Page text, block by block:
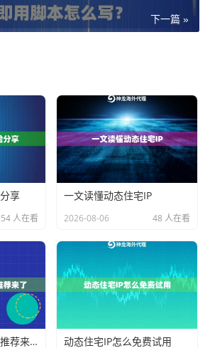
理IP服务，选择适合Scrapy项目的
不同的要求。以下从几个核心维度
性
：这是决定代理效果的基础。数
易被识别；而住宅IP（Residential I
庭宽带网络，如神龙海外动态IP所提
IP地址隶属于当地互联网服务提供商
高，能最大程度地模拟真实用户，有
。
主要分为共享池与专属池。共享池成
争用，稳定性和纯净度可能受影
代理IP 套餐则为用户提供独立的IP资
定性与纯净度有保障，尤其适合高
业级业务，确保业务的可预测性和
下一篇 »
享
54 人在看
一文读懂动态住宅IP
2026-08-06 48 人在看
动态住宅IP怎么选，推荐来了 动态住宅IP怎么免费试用